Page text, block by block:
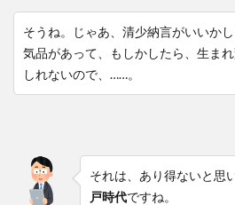
そうね。じゃあ、清少納言がいいか
気品があって、もしかしたら、生ま
しれないので、……。
それは、あり得ないと思
戸時代ですね。